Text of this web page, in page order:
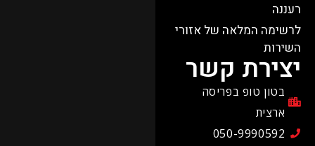
רעננה
לרשימה המלאה של אזורי
השירות
יצירת קשר
בטון טופ בפריסה
ארצית
050-9990592